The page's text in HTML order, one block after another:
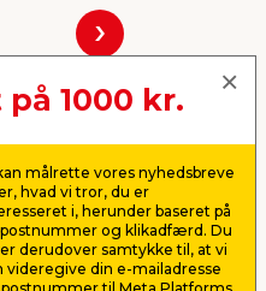
Næste
1000 kr.
målrette vores nyhedsbreve
hvad vi tror, du er
i, herunder baseret på
og klikadfærd. Du
derudover samtykke til, at vi
videregive din e-mailadresse